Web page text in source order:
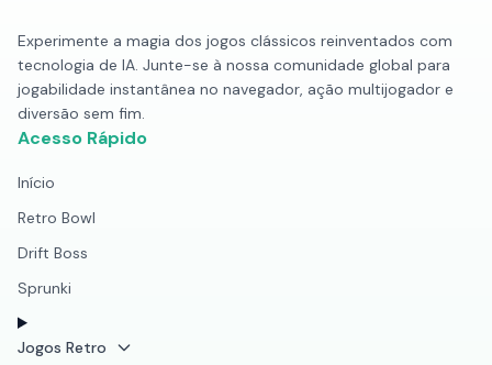
Experimente a magia dos jogos clássicos reinventados com
tecnologia de IA. Junte-se à nossa comunidade global para
jogabilidade instantânea no navegador, ação multijogador e
diversão sem fim.
Acesso Rápido
Início
Retro Bowl
Drift Boss
Sprunki
Jogos Retro